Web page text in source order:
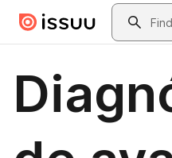
Skip to main contentSearch